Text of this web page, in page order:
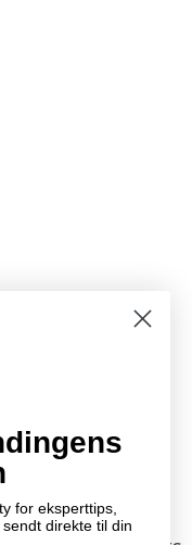
for eksperttips,
direkte til din